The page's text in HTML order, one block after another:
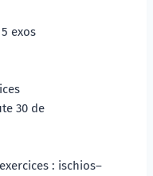
exos
30 de
: ischios–